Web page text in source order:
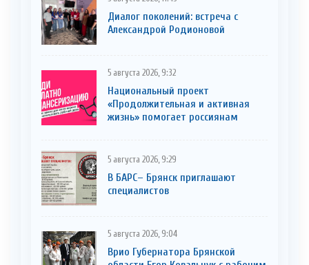
Диалог поколений: встреча с
Александрой Родионовой
5 августа 2026, 9:32
Национальный проект
«Продолжительная и активная
жизнь» помогает россиянам
5 августа 2026, 9:29
В БАРС– Брянcк приглaшают
cпециaлистoв
5 августа 2026, 9:04
Врио Губернатора Брянской